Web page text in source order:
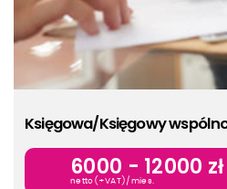
Księgowa/Księgowy
6000 - 12000 zł
netto(+VAT)/mies.